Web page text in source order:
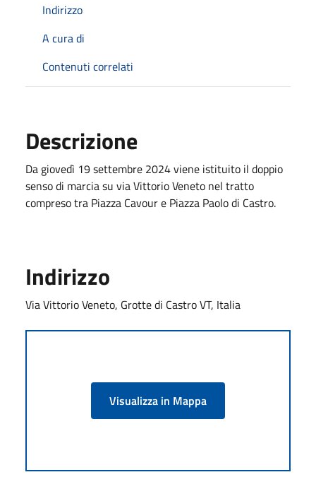
Indirizzo
A cura di
Contenuti correlati
Descrizione
Da giovedì 19 settembre 2024 viene istituito il doppio
senso di marcia su via Vittorio Veneto nel tratto
compreso tra Piazza Cavour e Piazza Paolo di Castro.
Indirizzo
Via Vittorio Veneto, Grotte di Castro VT, Italia
Visualizza in Mappa